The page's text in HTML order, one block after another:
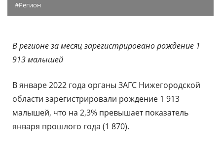
Регион
В регионе за месяц зарегистрировано рождение 1
913 малышей
В январе 2022 года органы ЗАГС Нижегородской
области зарегистрировали рождение 1 913
малышей, что на 2,3% превышает показатель
января прошлого года (1 870).